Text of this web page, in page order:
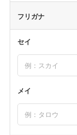
フリガナ
セイ
メイ